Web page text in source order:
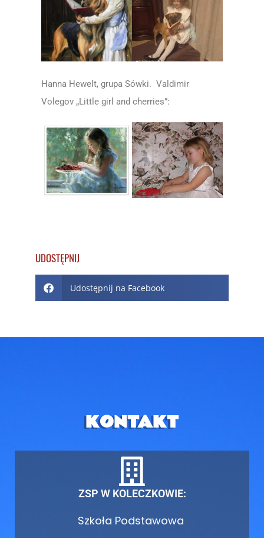
Hanna Hewelt, grupa Sówki. Valdimir
Volegov „Little girl and cherries”:
UDOSTĘPNIJ
Udostępnij na Facebook
KONTAKT
ZSP W KOLECZKOWIE:
Szkoła Podstawowa